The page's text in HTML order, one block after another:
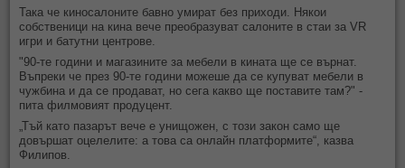
Така че киносалоните бавно умират без приходи. Някои
собственици на кина вече преобразуват салоните в стаи за VR
игри и батутни центрове.
"90-те години и магазините за мебели в кината ще се върнат.
Въпреки че през 90-те години можеше да се купуват мебели в
чужбина и да се продават, но сега какво ще поставите там?" -
пита филмовият продуцент.
„Тъй като пазарът вече е унищожен, с този закон само ще
довършат оцелелите: а това са онлайн платформите“, казва
Филипов.